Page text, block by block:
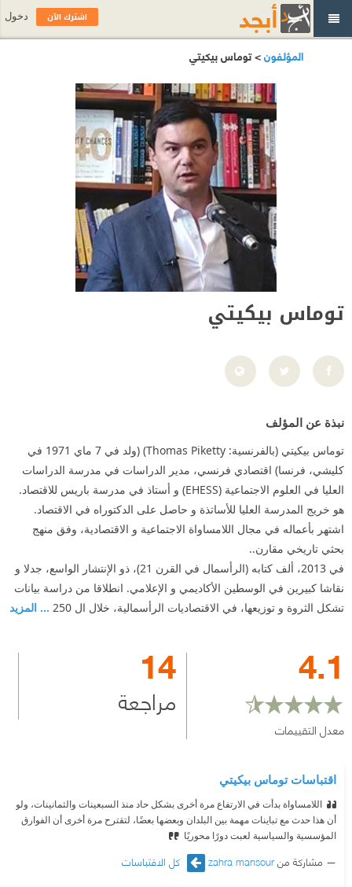
المؤلفون> توماس بيكيتي
توماس بيكيتي
نبذة عن المؤلف
توماس بيكيتي (بالفرنسية: Thomas Piketty) (ولد في 7 ماي 1971 في
كليشي، فرنسا) اقتصادي فرنسي، مدير الدراسات في مدرسة الدراسات
العليا في العلوم الاجتماعية (EHESS) و أستاذ في مدرسة باريس للاقتصاد.
هو خريج المدرسة العليا للأساتذة و حاصل على الدكتوراه في الاقتصاد.
اشتهر بأعماله في مجال اللامساواة الاجتماعية و الاقتصادية، وفق منهج
بحثي تاريخي مقارن..
في 2013، ألف كتابه (الرأسمال في القرن 21)، ذو الإنتشار الواسع، جدلا و
نقاشا كبيرين في الوسطين الأكاديمي و الإعلامي. انطلاقا من دراسة بيانات
تشكل الثروة و توزيعها، في الاقتصاديات الرأسمالية، خلال ال 250
... المزيد
4.1
معدل التقييمات
14
مراجعة
اقتباسات توماس بيكيتي
اللامساواة بدأت في الارتفاع مرة أخرى بشكل حاد منذ السبعينات والثمانينات، ولو
أن هذا حدث مع تباينات مهمة بين البلدان وبعضها بعضًا، لتقترح مرة أخرى أن الفوارق
المؤسسية والسياسية لعبت دورًا محوريًا
مشاركة منzahra mansour كل الاقتباسات
اشترك الآن دخول